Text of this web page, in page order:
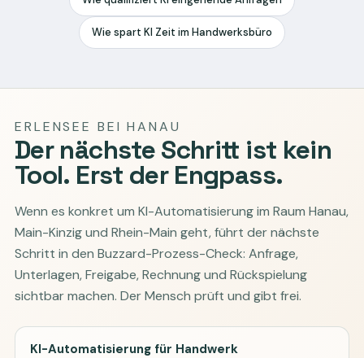
Wie spart KI Zeit im Handwerksbüro
ERLENSEE BEI HANAU
Der nächste Schritt ist kein
Tool. Erst der Engpass.
Wenn es konkret um KI-Automatisierung im Raum Hanau,
Main-Kinzig und Rhein-Main geht, führt der nächste
Schritt in den Buzzard-Prozess-Check: Anfrage,
Unterlagen, Freigabe, Rechnung und Rückspielung
sichtbar machen. Der Mensch prüft und gibt frei.
KI-Automatisierung für Handwerk